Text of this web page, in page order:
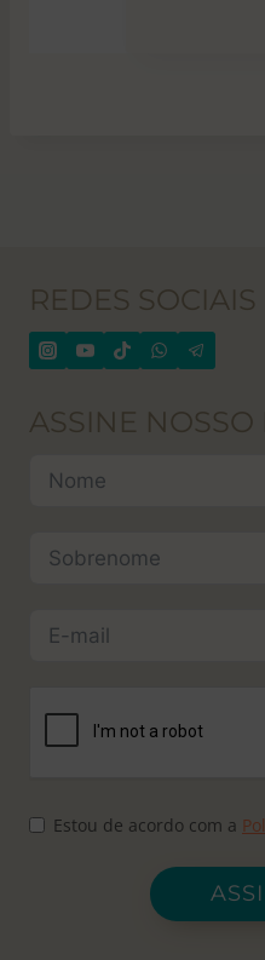
REDES SOCIAIS
ASSINE
Estou de acordo com a